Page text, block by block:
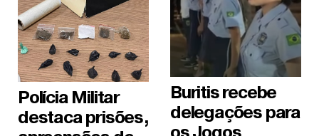
Polícia Militar
destaca prisões,
Buritis recebe
delegações para